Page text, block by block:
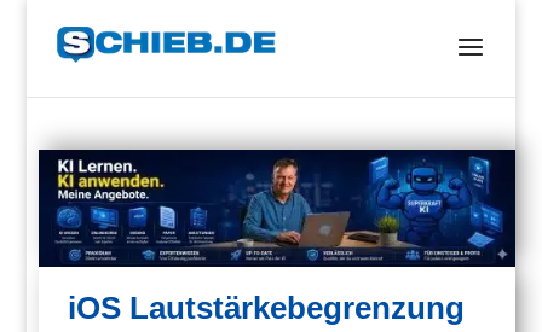
iOS Lautstärkebegrenzung